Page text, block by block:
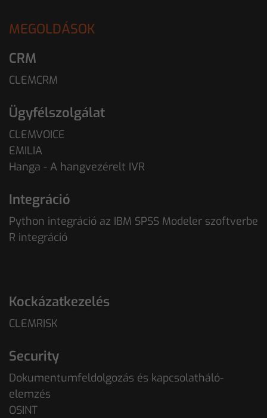
MEGOLDÁSOK
CRM
CLEMCRM
Ügyfélszolgálat
CLEMVOICE
EMILIA
Hanga - A hangvezérelt IVR
Integráció
Python integráció az IBM SPSS Modeler szoftverbe
R integráció
Kockázatkezelés
CLEMRISK
Security
Dokumentumfeldolgozás és kapcsolatháló-
elemzés
OSINT